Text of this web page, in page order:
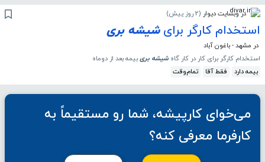
در وبسایت دیوار (2 روز پیش )
استخدام کارگر برایشیشه بری
در مشهد - باغون آباد
استخدام کارگر برای کار در کار گاهشیشه بریبیمه بعد از دوماه
بیمه دارد
فقط آقا تمام‌وقت
می‌خوای کارپیشه، شما رو مستقیماً به
کارفرما معرفی کنه؟